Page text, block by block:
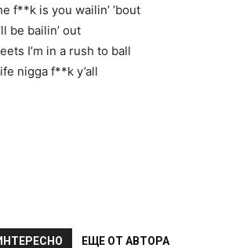
f**k is you wailin’ ’bout
be bailin’ out
I’m in a rush to ball
nigga f**k y’all
ЕЩЕ ОТ АВТОРА